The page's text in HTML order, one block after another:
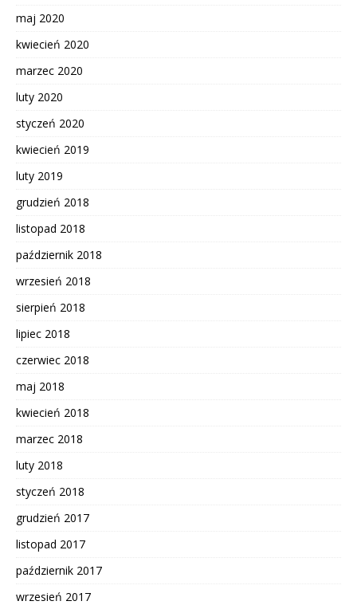
maj 2020
kwiecień 2020
marzec 2020
luty 2020
styczeń 2020
kwiecień 2019
luty 2019
grudzień 2018
listopad 2018
październik 2018
wrzesień 2018
sierpień 2018
lipiec 2018
czerwiec 2018
maj 2018
kwiecień 2018
marzec 2018
luty 2018
styczeń 2018
grudzień 2017
listopad 2017
październik 2017
wrzesień 2017